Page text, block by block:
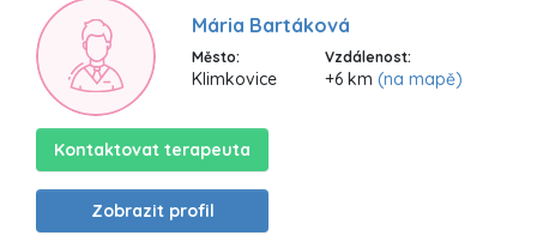
Mária Bartáková
Město:
Klimkovice
Vzdálenost:
+6 km (na mapě)
Kontaktovat terapeuta
Zobrazit profil